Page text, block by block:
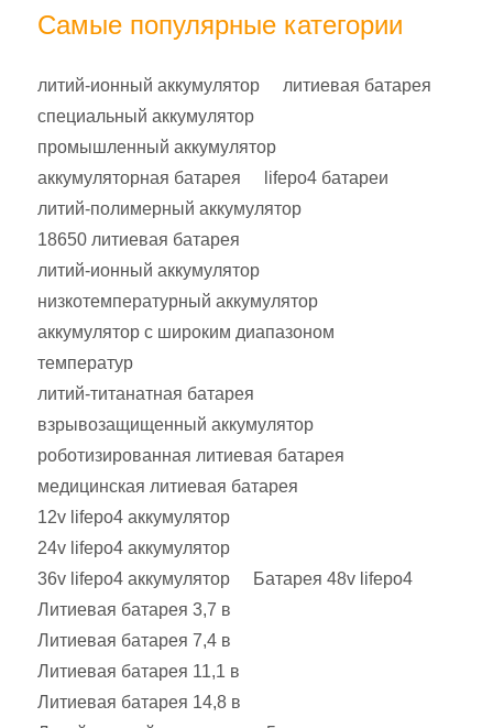
Самые популярные категории
литий-ионный аккумулятор
литиевая батарея
специальный аккумулятор
промышленный аккумулятор
аккумуляторная батарея
lifepo4 батареи
литий-полимерный аккумулятор
18650 литиевая батарея
литий-ионный аккумулятор
низкотемпературный аккумулятор
аккумулятор с широким диапазоном
температур
литий-титанатная батарея
взрывозащищенный аккумулятор
роботизированная литиевая батарея
медицинская литиевая батарея
12v lifepo4 аккумулятор
24v lifepo4 аккумулятор
36v lifepo4 аккумулятор
Батарея 48v lifepo4
Литиевая батарея 3,7 в
Литиевая батарея 7,4 в
Литиевая батарея 11,1 в
Литиевая батарея 14,8 в